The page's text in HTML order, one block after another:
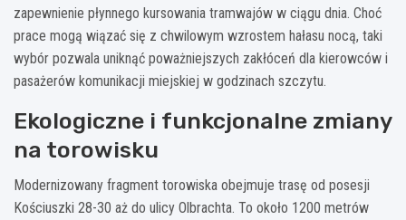
zapewnienie płynnego kursowania tramwajów w ciągu dnia. Choć
prace mogą wiązać się z chwilowym wzrostem hałasu nocą, taki
wybór pozwala uniknąć poważniejszych zakłóceń dla kierowców i
pasażerów komunikacji miejskiej w godzinach szczytu.
Ekologiczne i funkcjonalne zmiany
na torowisku
Modernizowany fragment torowiska obejmuje trasę od posesji
Kościuszki 28-30 aż do ulicy Olbrachta. To około 1200 metrów